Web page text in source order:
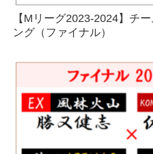
【Mリーグ2023-2024】チ
ング（ファイナル）